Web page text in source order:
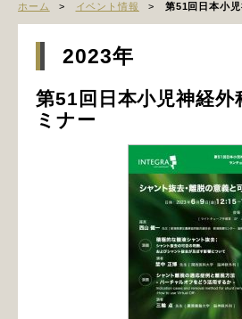
ホーム イベント情報 第51回日本小
2023年
第51回日本小児神経外
ミナー